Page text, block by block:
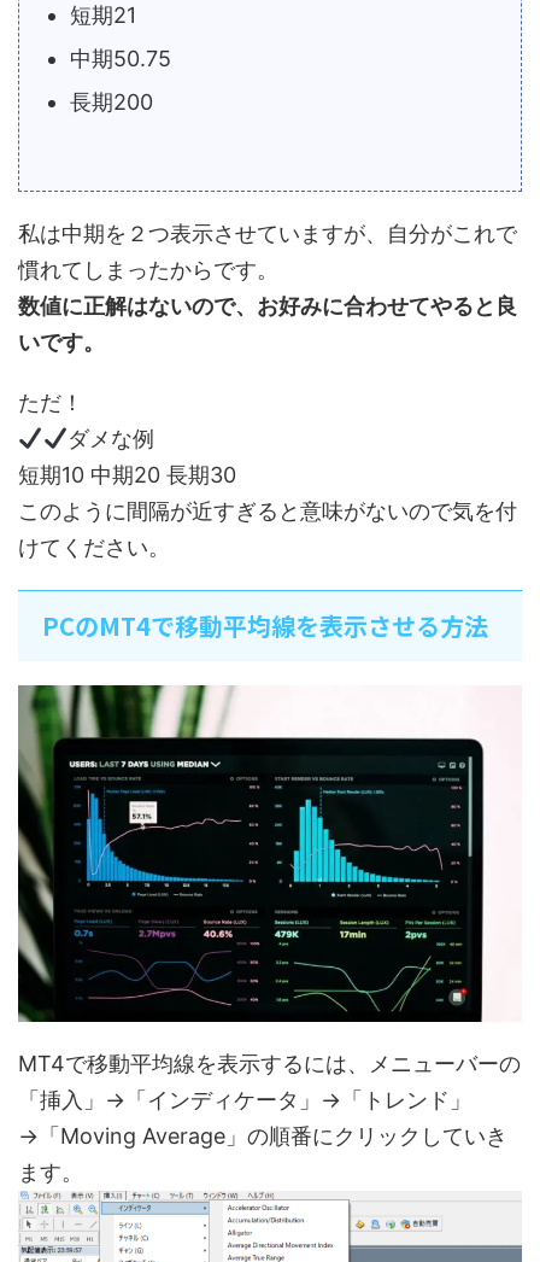
短期21
中期50.75
長期200
私は中期を２つ表示させていますが、自分がこれで
慣れてしまったからです。
数値に正解はないので、お好みに合わせてやると良
いです。
ただ！
ダメな例
短期10 中期20 長期30
このように間隔が近すぎると意味がないので気を付
けてください。
PCのMT4で移動平均線を表示させる方法
MT4で移動平均線を表示するには、メニューバーの
「挿入」→「インディケータ」→「トレンド」
→「Moving Average」の順番にクリックしていき
ます。